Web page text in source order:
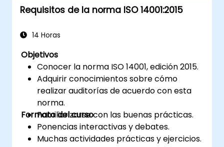
Requisitos de la norma ISO 14001:2015
14 Horas
Objetivos
Conocer la norma ISO 14001, edición 2015.
Adquirir conocimientos sobre cómo
realizar auditorías de acuerdo con esta
norma.
Familiarizarse con las buenas prácticas.
Formato del curso
Ponencias interactivas y debates.
Muchas actividades prácticas y ejercicios.